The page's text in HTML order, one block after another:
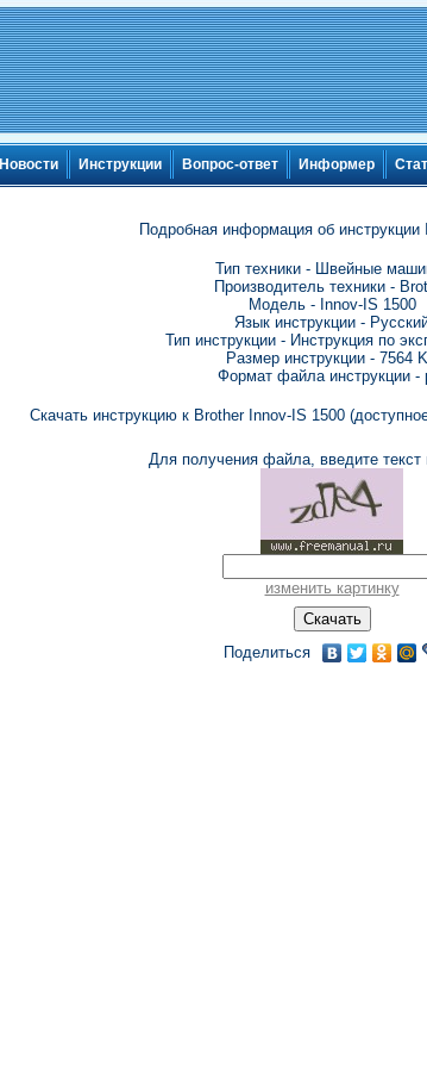
Новости Инструкции Вопрос-ответ Информер
Подробная информация об инструкции
Тип техники - Швейные
Производитель техники -
Модель - Innov-IS 1500
Язык инструкции -
Тип инструкции - Инструкция по
Размер инструкции - 7564
Формат файла инструкции -
Скачать инструкцию к Brother Innov-IS 1500
Для получения файла, введите текст
изменить картинку
Поделиться